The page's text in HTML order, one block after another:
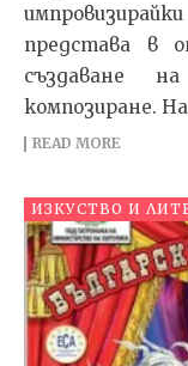
представа в
създаване
композиране.
READ MORE
ИЗКУСТВО И